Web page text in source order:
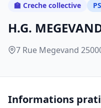
🏫 Creche collective
H.G.
7 Rue Megevand
Informations